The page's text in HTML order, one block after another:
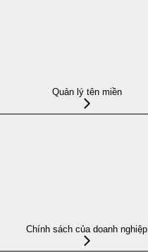
Quản lý tên miền
Chính sách của doanh nghiệp